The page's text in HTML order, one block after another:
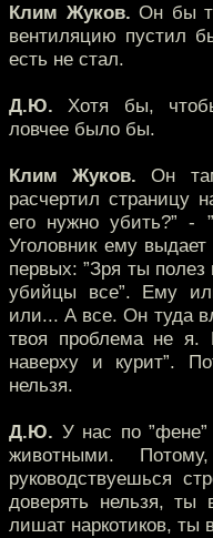
Клим Жуков. Он бы
вентиляцию пустил
есть не стал.
Д.Ю. Хотя бы,
ловчее было бы.
Клим Жуков. Он
расчертил страницу
его нужно убить?” -
Уголовник ему
первых: ”Зря ты
убийцы все”. Ему
или... А все. Он туда
твоя проблема не я.
наверху и курит”.
нельзя.
Д.Ю. У нас по ”фене”
животными.
руководствуешься
доверять нельзя, ты
лишат наркотиков, ты